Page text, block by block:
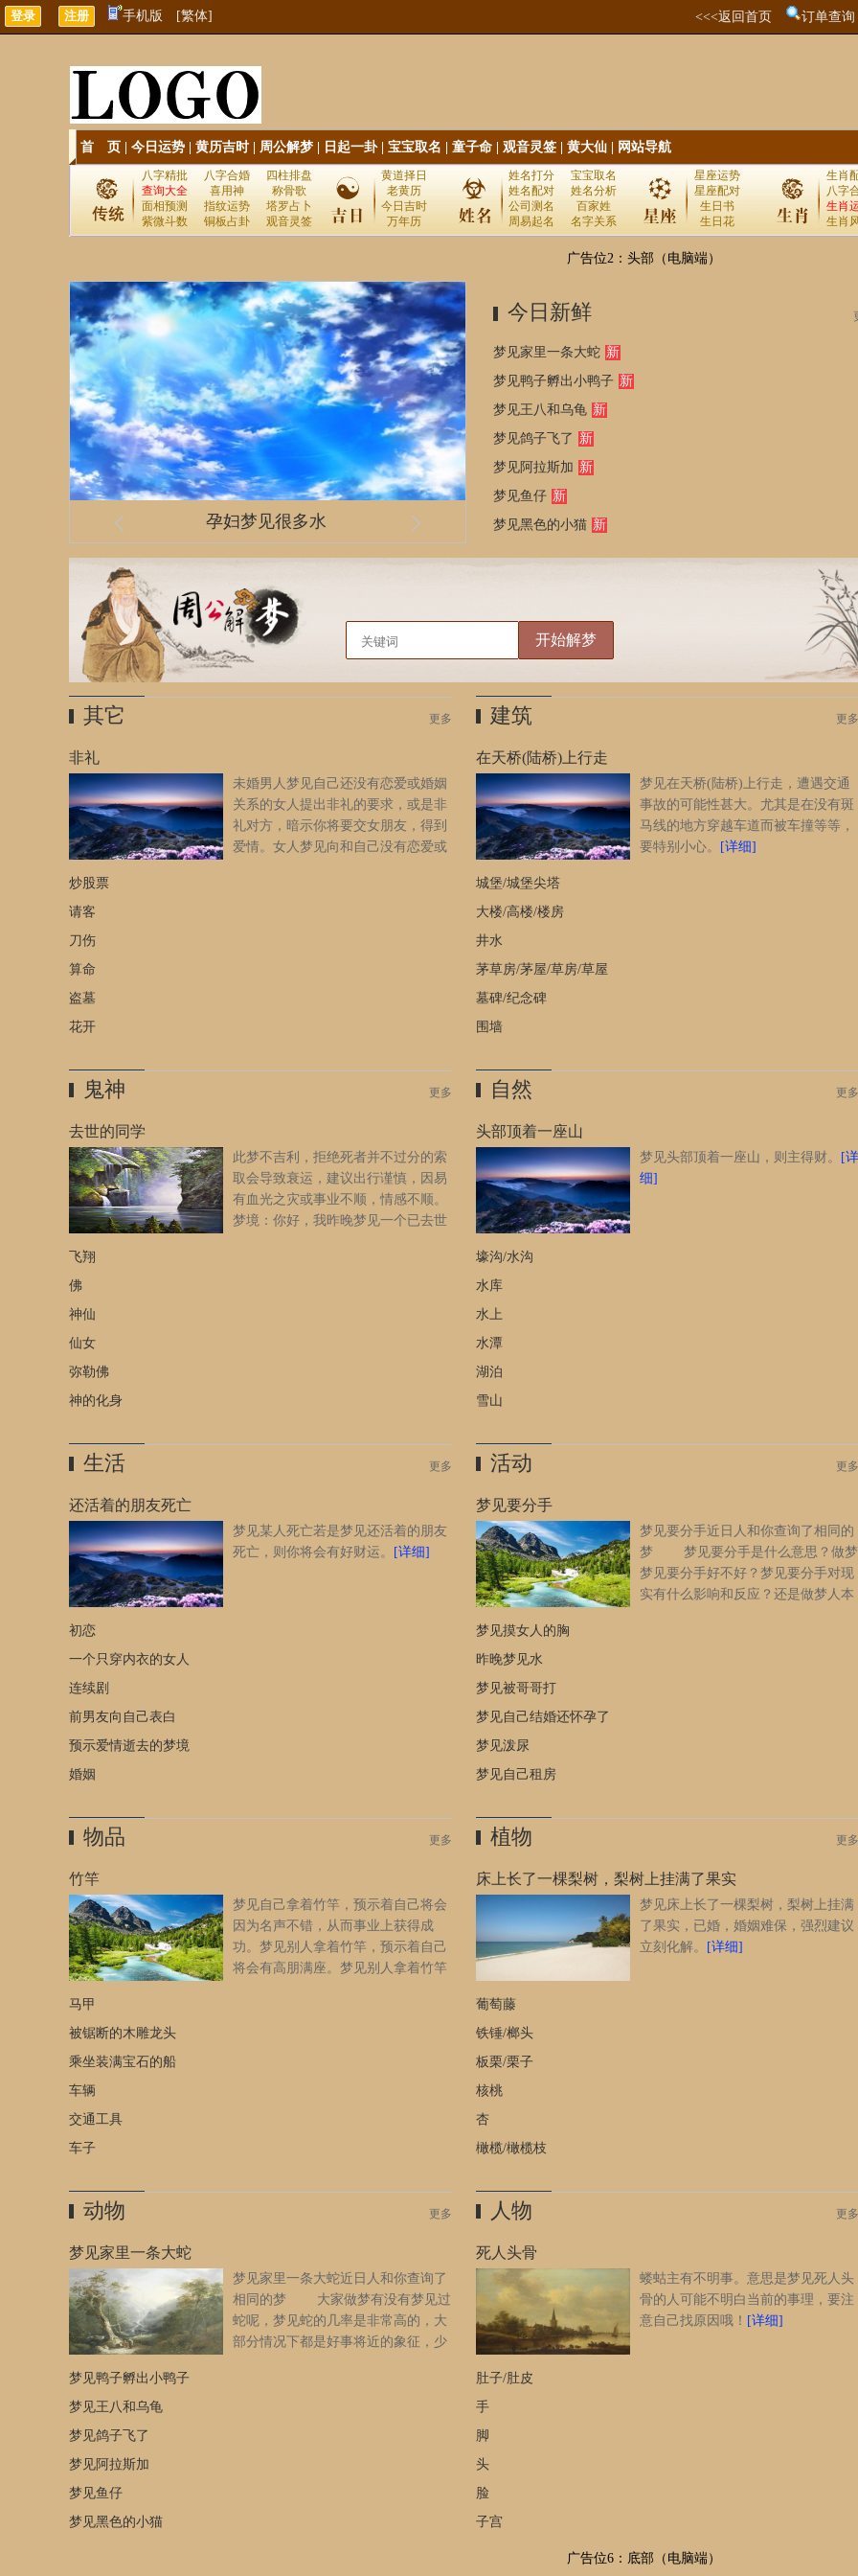
手机版 [繁体] <<<返回首页 订单查询
首 页 今日运势 黄历吉时| 周公解梦 日起一卦| 宝宝取名 童子命 观音灵签 黄大仙 网站导航
八字精批 八字合婚
四柱排盘
查询大全
喜用神
称骨歌
面相预测
指纹运势
塔罗占卜
紫微斗数
铜板占卦 观音灵签
黄道择日
老黄历
今日吉时
万年历
姓名打分
宝宝取名
姓名配对
姓名分析
公司测名
百家姓
周易起名
名字关系
星座运势
星座配对
生日书
生日花
生肖
八字
生肖
生肖
广告位2：头部（电脑端）
丢手机/手机不见了/手机丢了
梦见摸女人的胸
梦见自己结婚还怀孕了
孕妇梦见很多水
一个只穿内衣的女人
万字标志
今日新鲜
梦见家里一条大蛇 新
梦见鸭子孵出小鸭子 新
梦见王八和乌龟 新
梦见鸽子飞了 新
梦见阿拉斯加 新
梦见鱼仔 新
梦见黑色的小猫 新
其它 更多
非礼
未婚男人梦见自己还没有恋爱或婚姻
关系的女人提出非礼的要求，或是非
礼对方，暗示你将要交女朋友，得到
爱情。女人梦见向和自己没有恋爱或
是非礼对方，则暗示健康会每况愈下，近期要注意休息，放松调
整。
炒股票
请客
刀伤
算命
盗墓
花开
建筑 更多
在天桥(陆桥)上行走
梦见在天桥(陆桥)上行走，遭遇交通
事故的可能性甚大。尤其是在没有斑
马线的地方穿越车道而被车撞等等，
要特别小心。
[详细]
城堡/城堡尖塔
大楼/高楼/楼房
井水
茅草房/茅屋/草房/草屋
墓碑/纪念碑
围墙
鬼神 更多
去世的同学
此梦不吉利，拒绝死者并不过分的索
取会导致衰运，建议出行谨慎，因易
有血光之灾或事业不顺，情感不顺。
梦境：你好，我昨晚梦见一个已去世
铅笔和橡皮，我不买，嫌超市的贵，就在梦中看到她躺在床上哭
的画面，具体我是否在她躺的床所在房间不记得了，后来还收到
她微信发给我的好像是哭的图片，白天跟一个初中同学讨论小时
大师解梦，谢谢！
飞翔
佛
神仙
仙女
弥勒佛
神的化身
自然 更多
头部顶着一座山
梦见头部顶着一座山，则主得财。
[详
细]
壕沟/水沟
水库
水上
水潭
湖泊
雪山
生活 更多
还活着的朋友死亡
梦见某人死亡若是梦见还活着的朋友
死亡，则你将会有好财运。
[详细]
初恋
一个只穿内衣的女人
连续剧
前男友向自己表白
预示爱情逝去的梦境
婚姻
活动 更多
梦见要分手
梦见要分手近日人和你查询了相同的
梦 梦见要分手是什么意思？做梦
梦见要分手好不好？梦见要分手对现
实有什么影响和反应？还是做梦人本
为您整理的梦见要分手的详细含义。 梦见要分手是什么意
思？ 梦见要分手：预示着你最近要给自己设定好工作或理财
的目标，一切都要按部就班的执行，不要求快或贪多，才能够顺
有分寸和节制，做事也不要冲动，这样才会万事亨通，如果美誉
节制只会一败涂地。 工薪族梦见要分手：预示着工作方面会
待，这对提高自己的工作能力很有帮助。 中老年人梦见要分
陷害，避免招惹官司才是。 离异丧偶者梦见要分手：预示着
近期会有机会旅行，途中更可能会有障碍，要细心平安则无
碍。 待业者梦见要分手：预示着财运不佳，从事饮食方面的
行业或公共事业才算可以，自己要心里有数才好。 梦见要分
手的相关梦境 梦见和恋人分手，两人关系会很融洽。 梦
见和男友分手，预示着恋人之间感情会很甜蜜。 与男友吵架
的人梦见和男友分手，会和好。 梦见与女友分手，意味着可
的案例解析 梦境：梦见对象和自己分手是什么意思？ 解
按部就班的执行，不要求快或贪多，才能够顺顺利利的获得好结
果。 展开全文?
梦见摸女人的胸
昨晚梦见水
梦见被哥哥打
梦见自己结婚还怀孕了
梦见泼尿
梦见自己租房
物品 更多
竹竿
梦见自己拿着竹竿，预示着自己将会
因为名声不错，从而事业上获得成
功。梦见别人拿着竹竿，预示着自己
将会有高朋满座。梦见别人拿着竹竿
事业有成。原版周公解梦：梦与竹竿。无子嗣者，主得两子。
《断梦秘书》[详细]
马甲
被锯断的木雕龙头
乘坐装满宝石的船
车辆
交通工具
车子
植物 更多
床上长了一棵梨树，梨树上挂满了果实
梦见床上长了一棵梨树，梨树上挂满
了果实，已婚，婚姻难保，强烈建议
立刻化解。
[详细]
葡萄藤
铁锤/榔头
板栗/栗子
核桃
杏
橄榄/橄榄枝
动物 更多
梦见家里一条大蛇
梦见家里一条大蛇近日人和你查询了
相同的梦 大家做梦有没有梦见过
蛇呢，梦见蛇的几率是非常高的，大
部分情况下都是好事将近的象征，少
条大蛇是什么意思呢，小编带你解开疑问，我们一起来了解一
下！ 梦见家里一条大蛇的周公解梦 梦见家里一条大蛇，
许多新鲜有趣的事，会让你大开眼界。到具有异国情调的餐厅或
游杂志过过干瘾吧！别老是埋头苦干，多培养自己的人脉，眼界
才能更开阔。 出行的人梦见家里一条大蛇，建议不可出行，
男 本命年的人梦见家里一条大蛇，意味着外出小心，损伤血
梦见鸭子孵出小鸭子
梦见王八和乌龟
梦见鸽子飞了
梦见阿拉斯加
梦见鱼仔
梦见黑色的小猫
人物 更多
死人头骨
蝼蛄主有不明事。意思是梦见死人头
骨的人可能不明白当前的事理，要注
意自己找原因哦！ [详细]
肚子/肚皮
手
脚
头
脸
子宫
广告位6：底部（电脑端）